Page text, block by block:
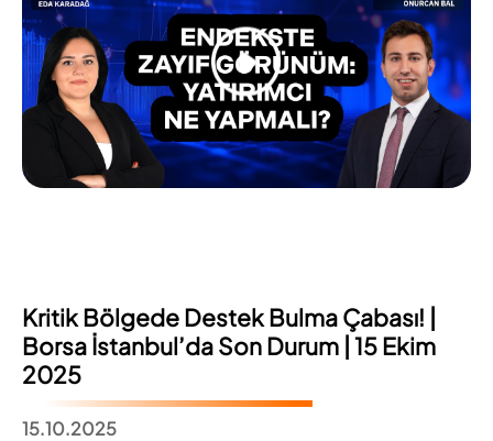
Kritik Bölgede Destek Bulma Çabası! |
Borsa İstanbul’da Son Durum | 15 Ekim
2025
15.10.2025